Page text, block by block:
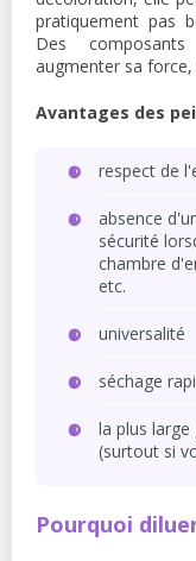
pratiquement pas
Des
augmenter sa
Avantages des
respect de
absence
sécurité
chambre
etc.
universalité
séchage
la plus
(surtout si
Pourquoi